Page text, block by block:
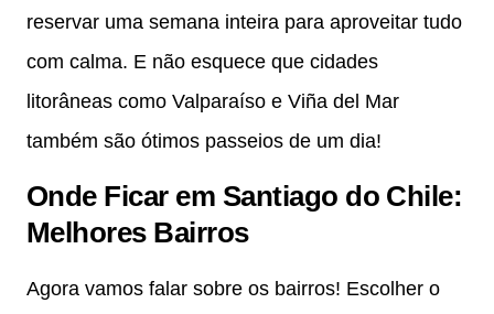
reservar uma semana inteira para aproveitar tudo
com calma. E não esquece que cidades
litorâneas como Valparaíso e Viña del Mar
também são ótimos passeios de um dia!
Onde Ficar em Santiago do Chile:
Melhores Bairros
Agora vamos falar sobre os bairros! Escolher o